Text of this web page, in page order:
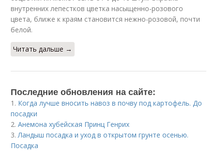
внутренних лепестков цветка насыщенно-розового
цвета, ближе к краям становится нежно-розовой, почти
белой.
Читать дальше →
Последние обновления на сайте:
1. Когда лучше вносить навоз в почву под картофель. До
посадки
2.Анемона хубейская Принц Генрих
3.Ландыш посадка и уход в открытом грунте осенью.
Посадка